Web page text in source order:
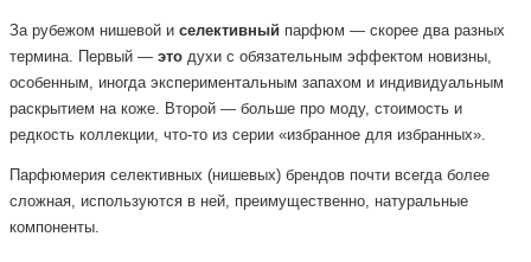
За рубежом нишевой и селективный парфюм — скорее два разных
термина. Первый — это духи с обязательным эффектом новизны,
особенным, иногда экспериментальным запахом и индивидуальным
раскрытием на коже. Второй — больше про моду, стоимость и
редкость коллекции, что-то из серии «избранное для избранных».
Парфюмерия селективных (нишевых) брендов почти всегда более
сложная, используются в ней, преимущественно, натуральные
компоненты.